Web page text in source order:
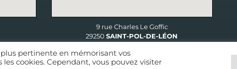
9 rue Charles Le Goffic
29250SAINT-POL-DE-LÉON
DE Réalisé par
pertinente en mémorisant vos
cookies. Cependant, vous pouvez visiter